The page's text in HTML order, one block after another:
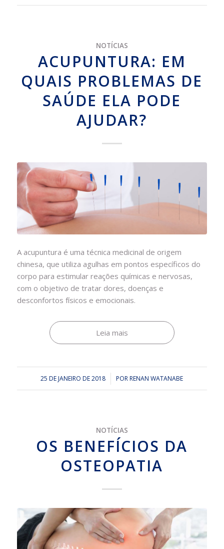
NOTÍCIAS
ACUPUNTURA: EM
QUAIS PROBLEMAS DE
SAÚDE ELA PODE
AJUDAR?
A acupuntura é uma técnica medicinal de origem
chinesa, que utiliza agulhas em pontos específicos do
corpo para estimular reações químicas e nervosas,
com o objetivo de tratar dores, doenças e
desconfortos físicos e emocionais.
Leia mais
25 DE JANEIRO DE 2018
/ PORRENAN WATANABE
NOTÍCIAS
OS BENEFÍCIOS DA
OSTEOPATIA